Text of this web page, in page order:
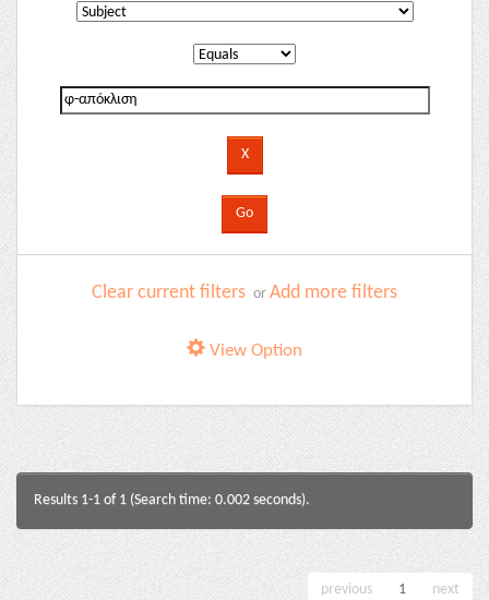
Clear current filters or Add more filters
View Option
Results 1-1 of 1 (Search time: 0.002 seconds).
previous 1 next